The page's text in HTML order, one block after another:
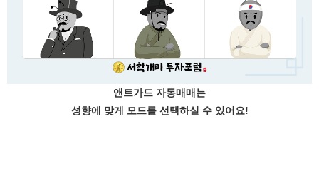
앤트가드 자동매매는
성향에 맞게 모드를 선택하실 수 있어요!